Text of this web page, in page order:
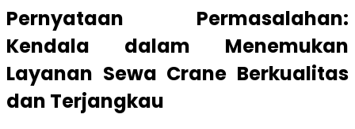
Pernyataan Permasalahan:
Kendala dalam Menemukan
Layanan Sewa Crane Berkualitas
dan Terjangkau